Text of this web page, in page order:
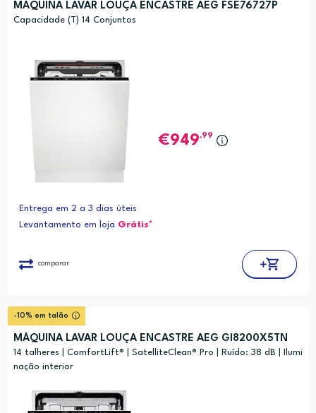
MÁQUINA LAVAR LOUÇA ENCASTRE AEG FSE76727P
Capacidade (T) 14 Conjuntos
949,99
Entrega em 2 a 3 dias úteis
Levantamento em loja Grátis*
comparar
-10% em talão
MÁQUINA LAVAR LOUÇA ENCASTRE AEG GI8200X5TN
14 talheres | ComfortLift® | SatelliteClean® Pro | Ruído: 38 dB | Ilumi
nação interior